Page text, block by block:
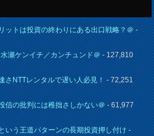
ットは投資の終わりにある出口戦略？＠-
瀬ケンイチ／カンチュンド＠- 127,810
さNTTレンタルで遅い人必見！- 72,251
信の批判には稚拙さしかない＠- 61,977
いう王道パターンの長期投資押し付け-